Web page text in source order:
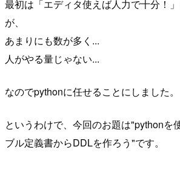
最初は「エディタ使えば人力で十分！
が、
あまりにも数が多く...
人がやる量じゃない...
なのでpythonに任せることにしました。
というわけで、今回のお題は"pythonを
ブル定義書からDDLを作ろう"です。